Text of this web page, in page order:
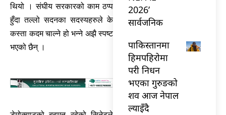
थियो । संघीय सरकारको काम ठप्प
हुँदा तल्लो सदनका सदस्यहरुले के
कस्ता कदम चाल्ने हो भन्ने अझै स्पष्ट
भएको छैन् ।
2026’
सार्वजनिक
पाकिस्तानमा
हिमपहिरोमा
परी निधन
भएका गुरुङको
शव आज नेपाल
ल्याइँदै